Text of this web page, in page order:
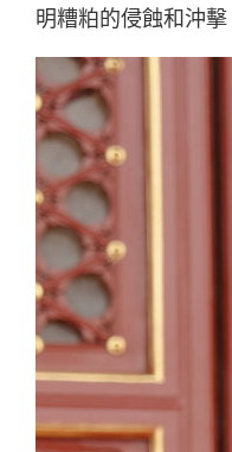
明糟粕的侵蝕和沖擊